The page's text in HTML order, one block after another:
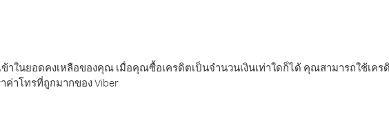
ข้าในยอดคงเหลือของคุณ เมื่อคุณซื้อเครดิตเป็นจำนวนเงินเท่าใดก็ได้ คุณสามารถใช้เค
ค่าโทรที่ถูกมากของ Viber